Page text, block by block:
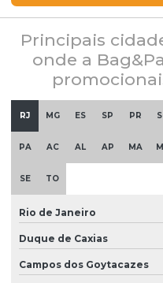
Principais
onde a
RJ MG ES SP PR
PA AC AL AP MA
SE TO
Rio de Janeiro
Duque de Caxias
Campos dos Goytacazes